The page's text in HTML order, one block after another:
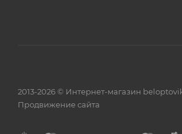
2013-2026 © Интернет-магазин
Продвижение сайта